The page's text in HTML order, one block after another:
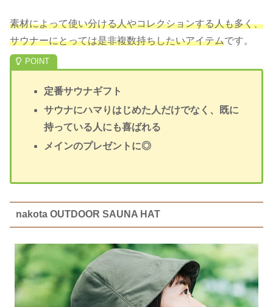
素材によって使い分ける人やコレクションする人も多く、
サウナーにとっては是非複数持ちしたいアイテムです。
定番サウナギフト
サウナにハマりはじめた人だけでなく、既に
持っている人にも喜ばれる
メインのプレゼントに◎
nakota OUTDOOR SAUNA HAT